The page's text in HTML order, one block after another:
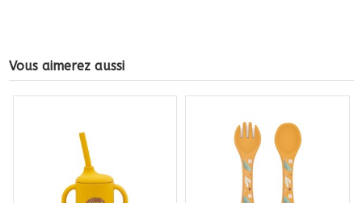
Vous aimerez aussi